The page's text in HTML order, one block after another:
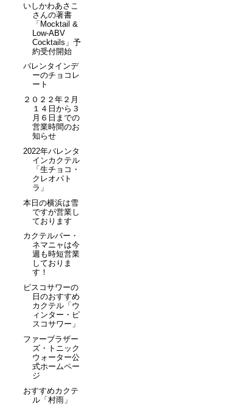
いしかわあさこ
さんの著書
「Mocktail &
Low-ABV
Cocktails」予
約受付開始
バレンタインデ
ーのチョコレ
ート
２０２２年２月
１４日から３
月６日までの
営業時間のお
知らせ
2022年バレンタ
インカクテル
「生チョコ・
クレオパト
ラ」
本日の横浜は雪
ですが営業し
ております
カクテルバー・
ネマニャは今
週も時短営業
しておりま
す！
ピスコサワーの
日のおすすめ
カクテル「ウ
ィンター・ピ
スコサワー」
ファーブラザー
ズ・トニック
ウォーター公
式ホームペー
ジ
おすすめカクテ
ル「村雨」